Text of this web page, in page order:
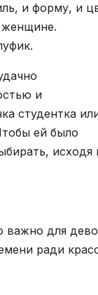
и форму, и
женщине.
и
студентка
ей было
исходя
важно для
ради